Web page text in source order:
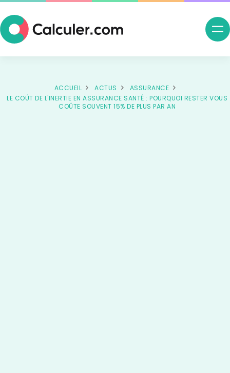
ACCUEIL ACTUS
ASSURANCE
LE COÛT DE L'INERTIE EN ASSURANCE SANTÉ : POURQUOI RESTER VOUS
COÛTE SOUVENT 15% DE PLUS PAR AN